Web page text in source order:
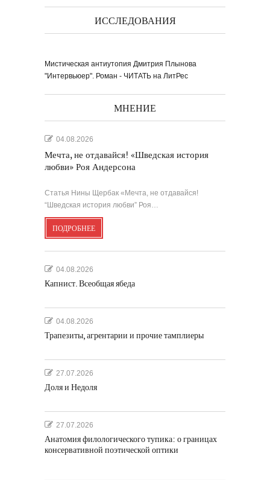
Журнал 'Клаузура' на полках Сети
книжных магазинов...
ИССЛЕДОВАНИЯ
Мистическая антиутопия Дмитрия Плынова
"Интервьюер". Роман - ЧИТАТЬ на ЛитРес
МНЕНИЕ
04.08.2026
Мечта, не отдавайся! «Шведская история
любви» Роя Андерсона
Статья Нины Щербак «Мечта, не отдавайся!
“Шведская история любви” Роя…
ПОДРОБНЕЕ
04.08.2026
Капнист. Всеобщая ябеда
04.08.2026
Трапезиты, агрентарии и прочие тамплиеры
27.07.2026
Доля и Недоля
27.07.2026
Анатомия филологического тупика: о границах
консервативной поэтической оптики